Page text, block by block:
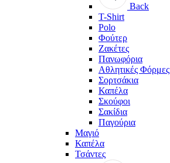
Back
T-Shirt
Polo
Φούτερ
Ζακέτες
Πανωφόρια
Αθλητικές Φόρμες
Σορτσάκια
Καπέλα
Σκούφοι
Σακίδια
Παγούρια
Μαγιό
Καπέλα
Τσάντες